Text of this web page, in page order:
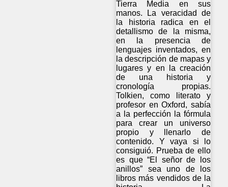
Tierra Media en sus
manos. La veracidad de
la historia radica en el
detallismo de la misma,
en la presencia de
lenguajes inventados, en
la descripción de mapas y
lugares y en la creación
de una historia y
cronología propias.
Tolkien, como literato y
profesor en Oxford, sabía
a la perfección la fórmula
para crear un universo
propio y llenarlo de
contenido. Y vaya si lo
consiguió. Prueba de ello
es que “El señor de los
anillos” sea uno de los
libros más vendidos de la